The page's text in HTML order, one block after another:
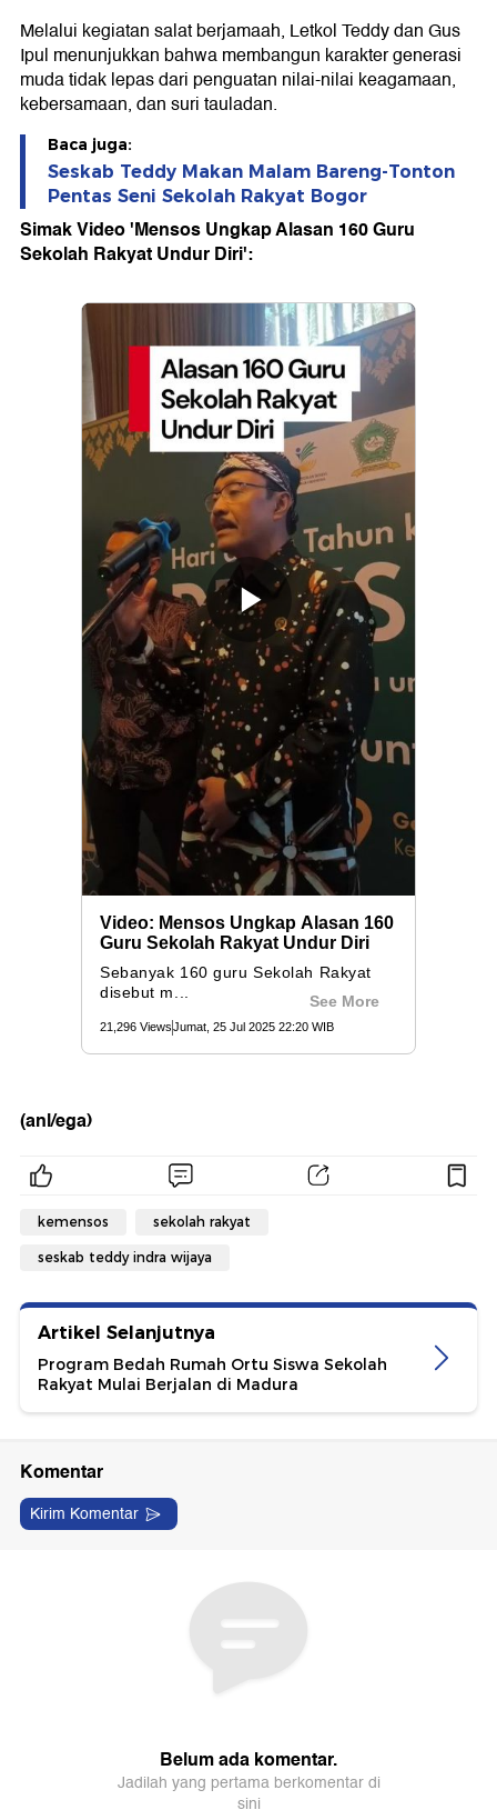
Melalui kegiatan salat berjamaah, Letkol Teddy dan Gus
Ipul menunjukkan bahwa membangun karakter generasi
muda tidak lepas dari penguatan nilai-nilai keagamaan,
kebersamaan, dan suri tauladan.
Baca juga:
Seskab Teddy Makan Malam Bareng-Tonton
Pentas Seni Sekolah Rakyat Bogor
Simak Video 'Mensos Ungkap Alasan 160 Guru
Sekolah Rakyat Undur Diri':
(anl/ega)
kemensos sekolah rakyat
seskab teddy indra wijaya
Artikel Selanjutnya
Program Bedah Rumah Ortu Siswa Sekolah
Rakyat Mulai Berjalan di Madura